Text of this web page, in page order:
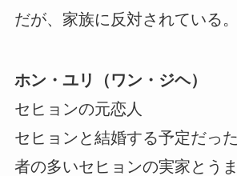
だが、家族に反対されている。
ホン・ユリ（ワン・ジヘ）
セヒョンの元恋人
セヒョンと結婚する予定だっ
者の多いセヒョンの実家とう